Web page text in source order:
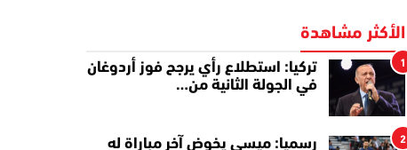
الأكثر مشاهدة
1
تركيا: استطلاع رأي يرجح فوز أردوغان
في الجولة الثانية من…
2
رسميا: ميسي يخوض آخر مباراة له